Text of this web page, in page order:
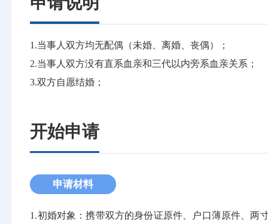
1.当事人双方均无配偶（未婚、离婚、丧偶）；
2.当事人双方没有直系血亲和三代以内旁系血亲关系；
3.双方自愿结婚；
开始申请
申请材料
1.初婚对象：携带双方的身份证原件、户口薄原件、两